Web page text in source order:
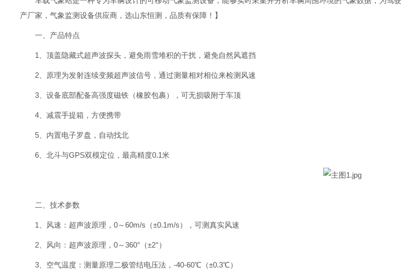
产厂家，气象监测设备供应商，选山东恒测，品质有保障！】
一、产品特点
1、顶盖隐藏式超声波探头，避免雨雪堆积的干扰，避免自然风遮挡
2、原理为发射连续变频超声波信号，通过测量相对相位来检测风速
3、设备底部配备高强度磁铁（橡胶包裹），可无损吸附于车顶
4、减震手提箱，方便携带
5、内置电子罗盘，自动找北
6、北斗与GPS双模定位，最高精度0.1米
二、技术参数
1、风速：超声波原理，0～60m/s（±0.1m/s），可测真实风速
2、风向：超声波原理，0～360°（±2°）
3、空气温度：测量原理二极管结电压法，-40-60℃（±0.3℃）